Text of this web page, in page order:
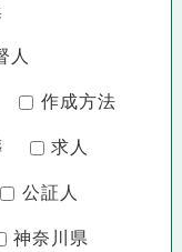
人
作成方法
求人
公証人
神奈川県